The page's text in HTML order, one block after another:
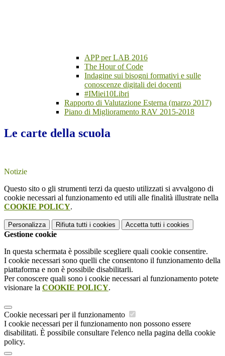
APP per LAB 2016
The Hour of Code
Indagine sui bisogni formativi e sulle
conoscenze digitali dei docenti
#IMiei10Libri
Rapporto di Valutazione Esterna (marzo 2017)
Piano di Miglioramento RAV 2015-2018
Le carte della scuola
Notizie
Questo sito o gli strumenti terzi da questo utilizzati si avvalgono di
cookie necessari al funzionamento ed utili alle finalità illustrate nella
COOKIE POLICY.
Personalizza Rifiuta tutti i cookies Accetta tutti i cookies
Gestione cookie
In questa schermata è possibile scegliere quali cookie consentire.
I cookie necessari sono quelli che consentono il funzionamento della
piattaforma e non è possibile disabilitarli.
Per conoscere quali sono i cookie necessari al funzionamento potete
visionare la COOKIE POLICY.
Cookie necessari per il funzionamento
I cookie necessari per il funzionamento non possono essere
disabilitati. È possibile consultare l'elenco nella pagina della cookie
policy.